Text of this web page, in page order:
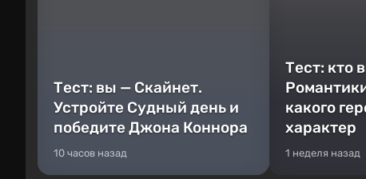
Тест: вы — Скайнет.
Устройте Судный день и
победите Джона Коннора
10 часов назад
Тест: кто
какого
характер
1 неделя назад